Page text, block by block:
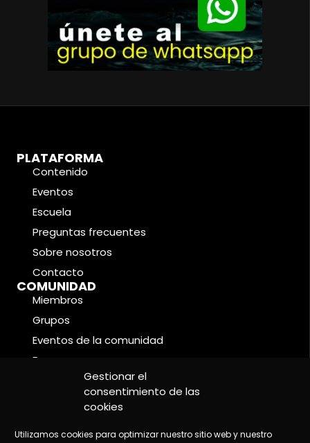
Gestionar el
consentimiento de las
cookies
Utilizamos cookies para optimizar nuestro sitio web y nuestro
PLATAFORMA
Contenido
Eventos
Escuela
Preguntas frecuentes
Sobre nosotros
Contacto
COMUNIDAD
Miembros
Grupos
Eventos de la comunidad
Foros
CONDICIONES LEGALES
Política de cookies
Política de privacidad
Aviso legal